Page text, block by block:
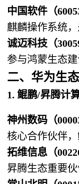
中国软件（
麒麟操作系统
诚迈科技（
参与鸿蒙生态
二、华为生
1. 鲲鹏/昇腾计
神州数码（
核心合作伙伴
拓维信息（
昇腾生态重要